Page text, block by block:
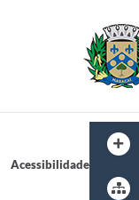
Acessibilidade